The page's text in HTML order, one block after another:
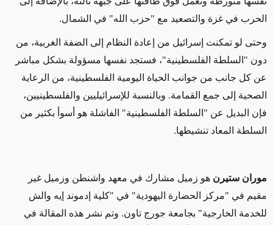
الحرب في غزة والتصعيد مع "حزب الله" في الشمال.
وحتى لو تمكنت إسرائيل من إعادة النظام إلى الضفة الغربية، من
دون "السلطة الفلسطينية"، فستجد نفسها مسؤولة بشكل مباشر
عن كل جانب من جوانب الحياة اليومية الفلسطينية، من الرعاية
الصحية إلى جمع القمامة. وبالنسبة للإسرائيليين والفلسطينيين،
فإن البديل عن "السلطة الفلسطينية" الفاشلة هو أسوأ بكثير من
السلطة المعاد تنشيطها.
موران ستيرن هو زميل مشارك في معهد واشنطن وزميل غير
مقيم في "مركز الحضارة اليهودية" في "كلية إدموند إيه والش
للخدمة الخارجية" بجامعة جورج تاون. وتم نشر هذه المقالة في